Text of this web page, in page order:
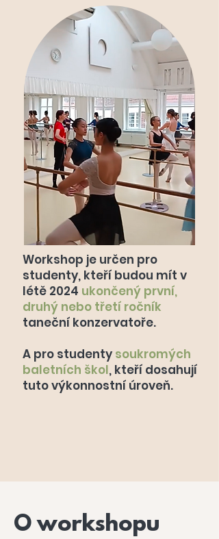
Workshop je určen pro
studenty, kteří budou mít v
létě 2024 ukončený první,
druhý nebo třetí ročník
taneční konzervatoře.
A pro studenty soukromých
baletních škol, kteří dosahují
tuto výkonnostní úroveň.
O workshopu